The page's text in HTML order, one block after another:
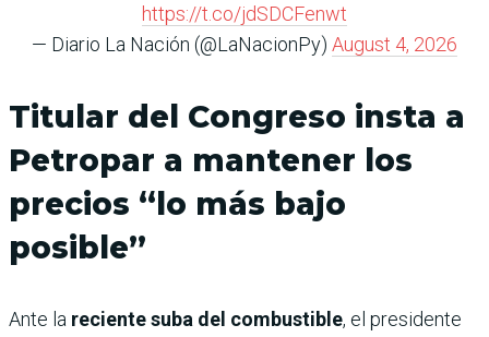
https://t.co/jdSDCFenwt
— Diario La Nación (@LaNacionPy) August 4, 2026
Titular del Congreso insta a
Petropar a mantener los
precios “lo más bajo
posible”
Ante la reciente suba del combustible, el presidente